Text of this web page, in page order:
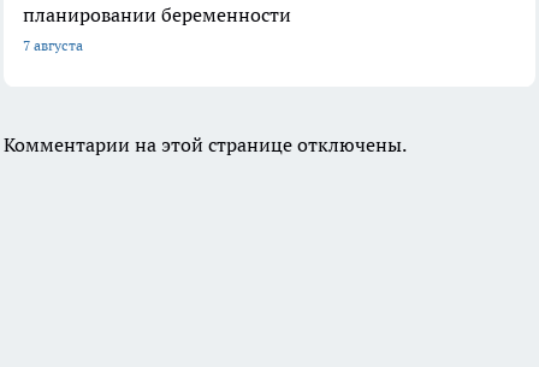
планировании беременности
7 августа
Комментарии на этой странице отключены.